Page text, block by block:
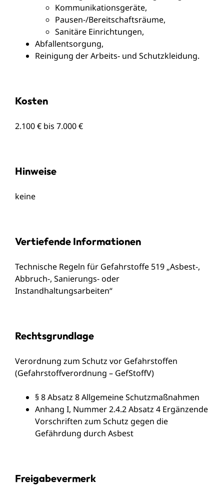
Kommunikationsgeräte,
Pausen-/Bereitschaftsräume,
Sanitäre Einrichtungen,
Abfallentsorgung,
Reinigung der Arbeits- und Schutzkleidung.
Kosten
2.100 € bis 7.000 €
Hinweise
keine
Vertiefende Informationen
Technische Regeln für Gefahrstoffe 519 „Asbest-,
Abbruch-, Sanierungs- oder
Instandhaltungsarbeiten“
Rechtsgrundlage
Verordnung zum Schutz vor Gefahrstoffen
(Gefahrstoffverordnung – GefStoffV)
§ 8 Absatz 8 Allgemeine Schutzmaßnahmen
Anhang I, Nummer 2.4.2 Absatz 4 Ergänzende
Vorschriften zum Schutz gegen die
Gefährdung durch Asbest
Freigabevermerk